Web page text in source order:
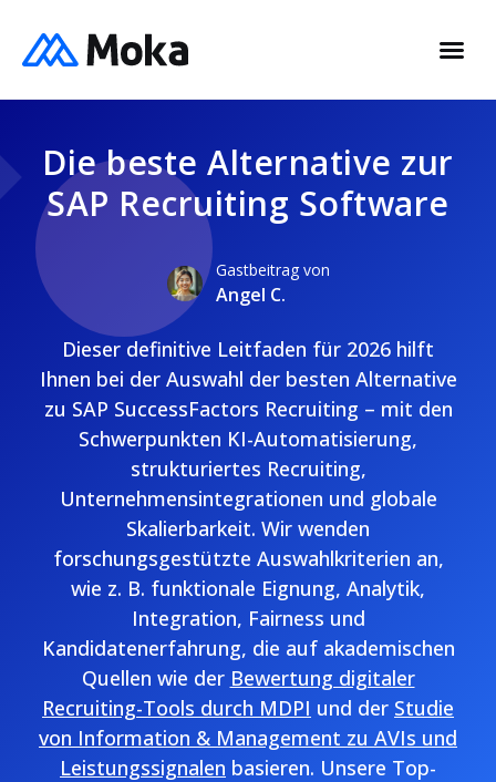
Die beste Alternative zur
SAP Recruiting Software
Gastbeitrag von
Angel C.
Dieser definitive Leitfaden für 2026 hilft
Ihnen bei der Auswahl der besten Alternative
zu SAP SuccessFactors Recruiting – mit den
Schwerpunkten KI-Automatisierung,
strukturiertes Recruiting,
Unternehmensintegrationen und globale
Skalierbarkeit. Wir wenden
forschungsgestützte Auswahlkriterien an,
wie z. B. funktionale Eignung, Analytik,
Integration, Fairness und
Kandidatenerfahrung, die auf akademischen
Quellen wie der Bewertung digitaler
Recruiting-Tools durch MDPI und der Studie
von Information & Management zu AVIs und
Leistungssignalen basieren. Unsere Top-